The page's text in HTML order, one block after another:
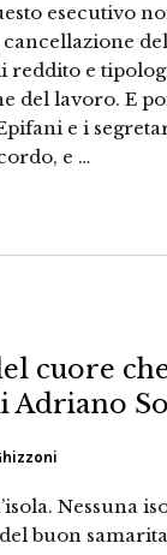
esecutivo
reddito e
del lavoro. E
e i
e …
cuore
Adriano
Nessuna
buon